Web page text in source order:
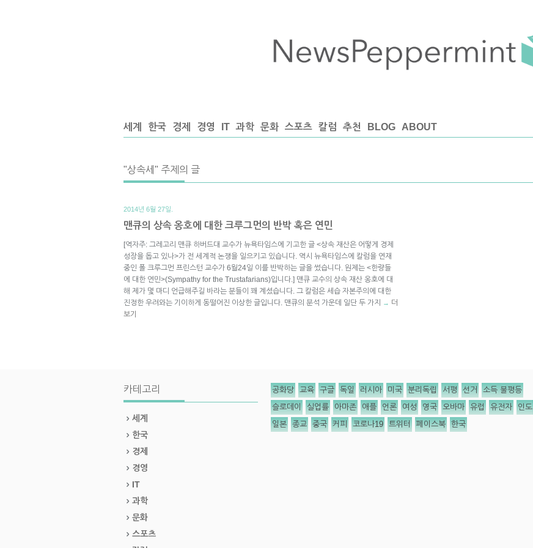
세계 한국 경제 경영 IT 과학 문화 스포츠 칼럼 추천 BLOG ABOUT
"상속세" 주제의 글
2014년 6월 27일.
맨큐의 상속 옹호에 대한 크루그먼의 반박 혹은 연민
[역자주: 그레고리 맨큐 하버드대 교수가 뉴욕타임스에 기고한 글 <상속 재산은 어떻게 경제
성장을 돕고 있나>가 전 세계적 논쟁을 일으키고 있습니다. 역시 뉴욕타임스에 칼럼을 연재
중인 폴 크루그먼 프린스턴 교수가 6월24일 이를 반박하는 글을 썼습니다. 원제는 <한량들
에 대한 연민>(Sympathy for the Trustafarians)입니다.] 맨큐 교수의 상속 재산 옹호에 대
해 제가 몇 마디 언급해주길 바라는 분들이 꽤 계셨습니다. 그 칼럼은 세습 자본주의에 대한
진정한 우려와는 기이하게 동떨어진 이상한 글입니다. 맨큐의 분석 가운데 일단 두 가지
→ 더
보기
카테고리
세계
한국
경제
경영
IT
과학
문화
스포츠
공화당 교육 구글 독일 러시아 미국 분리독립 서평 선거 소득 불평등
슬로데이 실업률 아마존 애플 언론 여성 영국 오바마 유럽 유전자 인도
일본 종교 중국 커피 코로나19 트위터 페이스북 한국